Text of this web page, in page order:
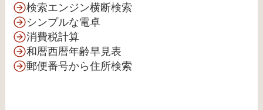
検索エンジン横断検索
シンプルな電卓
消費税計算
和暦西暦年齢早見表
郵便番号から住所検索